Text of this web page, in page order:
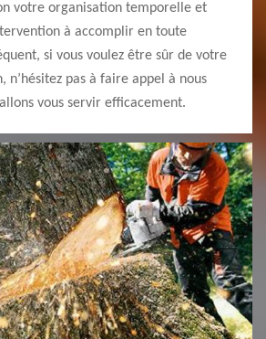
votre organisation temporelle et
à accomplir en toute
si vous voulez être sûr de votre
n’hésitez pas à faire appel à nous
vous servir efficacement.